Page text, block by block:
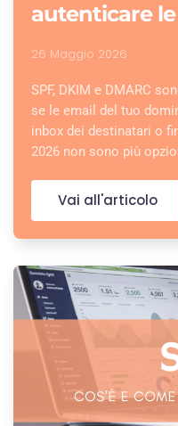
autenticare
26 Maggio 2026
SPF, DKIM e DMARC
se le email del tuo
inbox dei destinatari o
2026 non sono più
Vai all'articolo